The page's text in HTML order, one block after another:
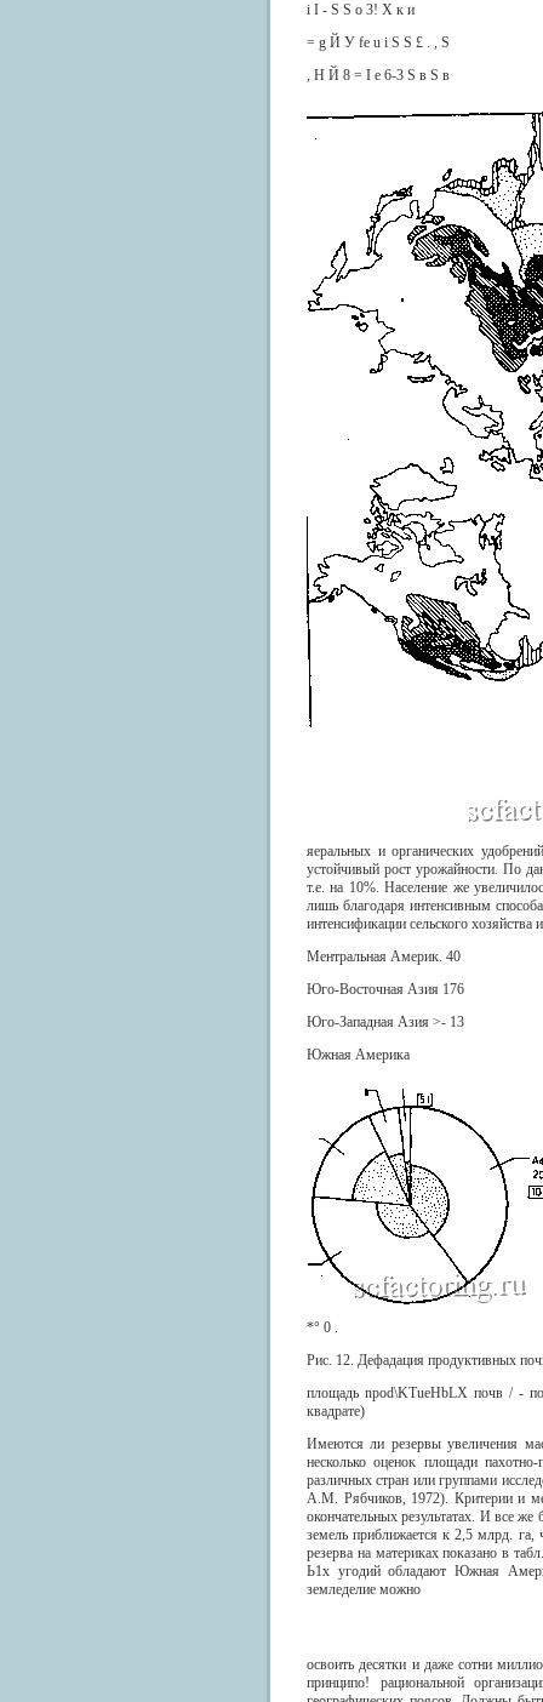
i I - S S о 3! X к и
= g Й У fe u i S S £ . , S
, H Й 8 = I e 6-3 S в S в
яеральных и органических
устойчивый рост урожайности. По
т.е. на 10%. Население же
лишь благодаря интенсивным
интенсификации сельского
Ментральная Америк. 40
Юго-Восточная Азия 176
Юго-Западная Азия >- 13
Южная Америка
*° 0 .
Рис. 12. Дефадация продуктивных
площадь npod\KTueHbLX почв / -
квадрате)
Имеются ли резервы увеличения
несколько оценок площади
различных стран или группами
A.M. Рябчиков, 1972). Критерии и
окончательных результатах. И все
земель приближается к 2,5 млрд.
резерва на материках показано в
Ь1х угодий обладают Южная
земледелие можно
освоить десятки и даже сотни
принципо! рациональной